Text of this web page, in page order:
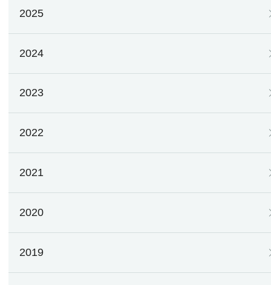
2025
2024
2023
2022
2021
2020
2019